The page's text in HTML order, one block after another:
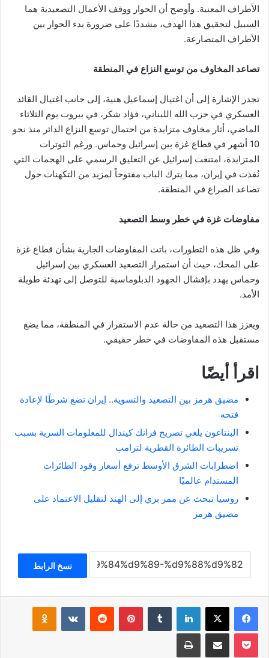
الأطراف المعنية. وأوضح أن الحوار ووقف الأعمال التصعيدية هما
السبيل لتحقيق هذا الهدف، مشددًا على ضرورة بدء الحوار بين
الأطراف المتصارعة.
تصاعد المخاوف من توسع النزاع في المنطقة
تجدر الإشارة إلى أن اغتيال إسماعيل هنية، إلى جانب اغتيال القائد
العسكري في حزب الله اللبناني، فؤاد شكر، في بيروت يوم الثلاثاء
الماضي، أثار مخاوف متزايدة من احتمال توسع النزاع الدائر منذ نحو
10 أشهر في قطاع غزة بين إسرائيل وحماس. ورغم التوترات
المتزايدة، امتنعت إسرائيل عن التعليق الرسمي على الهجمات التي
نُفذت في إيران، مما يترك الباب مفتوحاً لمزيد من التكهنات حول
تصاعد الصراع في المنطقة.
مفاوضات غزة في خطر وسط التصعيد
وفي ظل هذه التطورات، باتت المفاوضات الجارية بشأن قطاع غزة
على المحك، حيث أن استمرار التصعيد العسكري بين إسرائيل
وحماس يهدد بإفشال الجهود الدبلوماسية للتوصل إلى تهدئة طويلة
الأمد.
ويعزز هذا التصعيد من حالة عدم الاستقرار في المنطقة، مما يضع
مستقبل هذه المفاوضات في خطر حقيقي.
اقرأ أيضًا
مضيق هرمز بين التصعيد والتسوية.. إيران تضع شرطًا لإعادة
فتحه
البنتاغون يلغي تصريح فرانك كيندال للمعلومات السرية بسبب
تسريبات الطائرة القطرية لترامب
اضطرابات الشرق الأوسط ترفع أسعار وقود الطائرات
المستدام عالميًا
روسيا تبحث عن ممر بري إلى الهند لتقليل الاعتماد على
مضيق هرمز
نسخ الرابط
فيسبوك ‫X لينكدإن بينتيريست
‫Pocket مشاركة عبر البريد طباعة